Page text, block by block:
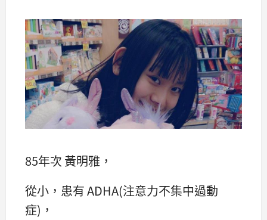
85年次 黃明雅，
從小，患有 ADHA(注意力不集中過動
症)，